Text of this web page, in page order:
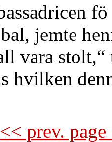
jemte
vara
hvilken
<< prev.